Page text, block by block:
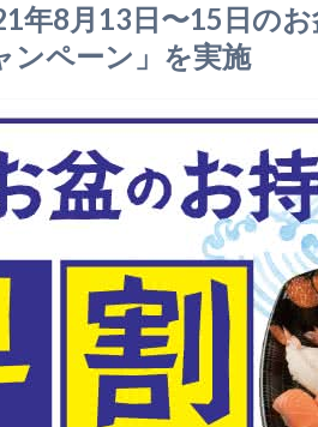
年8月13日〜15日の
ンペーン」を実施